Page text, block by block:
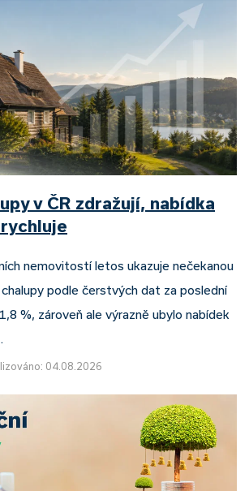
v ČR zdražují, nabídka
nemovitostí letos ukazuje nečekanou
podle čerstvých dat za poslední
%, zároveň ale výrazně ubylo nabídek
04.08.2026